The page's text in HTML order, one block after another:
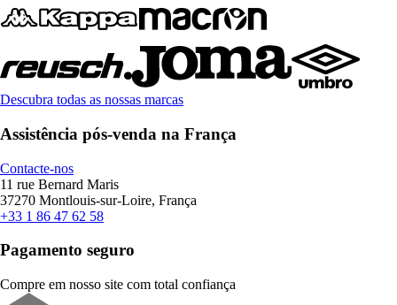
Descubra todas as nossas marcas
Assistência pós-venda na França
Contacte-nos
11 rue Bernard Maris
37270 Montlouis-sur-Loire, França
+33 1 86 47 62 58
Pagamento seguro
Compre em nosso site com total confiança